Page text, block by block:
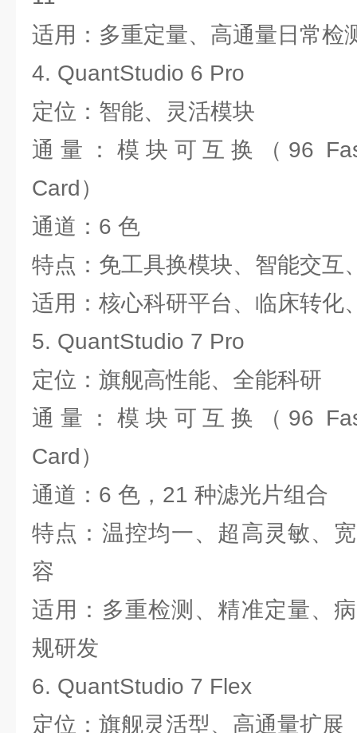
适用：多重定量、高通量日常检
4. QuantStudio 6 Pro
定位：智能、灵活模块
通量：模块可互换（96
Card）
通道：6 色
特点：免工具换模块、智能交互
适用：核心科研平台、临床转化
5. QuantStudio 7 Pro
定位：旗舰高性能、全能科研
通量：模块可互换（96
Card）
通道：6 色，21 种滤光片组合
特点：温控均一、超高灵敏、
容
适用：多重检测、精准定量、
规研发
6. QuantStudio 7 Flex
定位：旗舰灵活型、高通量扩展